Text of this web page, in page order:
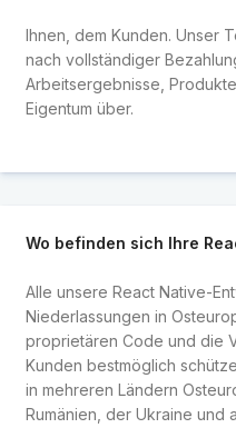
Ihnen, dem Kunden. Unser
nach vollständiger
Arbeitsergebnisse,
Eigentum über.
Wo befinden sich Ihre
Alle unsere React Native-
Niederlassungen in
proprietären Code und die
Kunden bestmöglich
in mehreren Ländern
Rumänien, der Ukraine und